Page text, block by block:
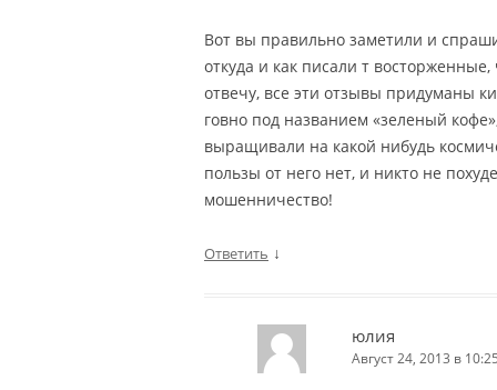
Вот вы правильно заметили и
откуда и как писали т
отвечу, все эти отзывы придуманы
говно под названием «зеленый
выращивали на какой нибудь
пользы от него нет, и никто не
мошенничество!
Ответить ↓
юлия
Август 24, 2013 в